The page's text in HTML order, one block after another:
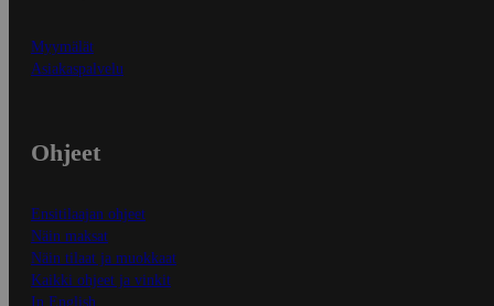
Myymälät
Asiakaspalvelu
Ohjeet
Ensitilaajan ohjeet
Näin maksat
Näin tilaat ja muokkaat
Kaikki ohjeet ja vinkit
In English